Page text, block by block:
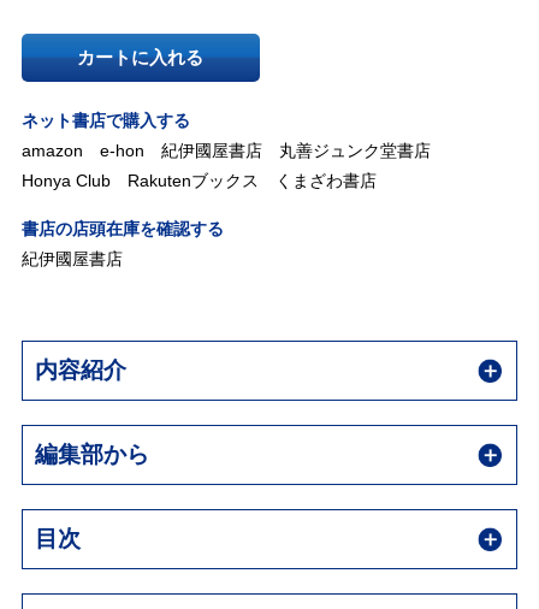
カートに入れる
ネット書店で購入する
amazon
e-hon 紀伊國屋書店
丸善ジュンク堂書店
Honya Club
Rakutenブックス くまざわ書店
書店の店頭在庫を確認する
紀伊國屋書店
内容紹介
編集部から
目次